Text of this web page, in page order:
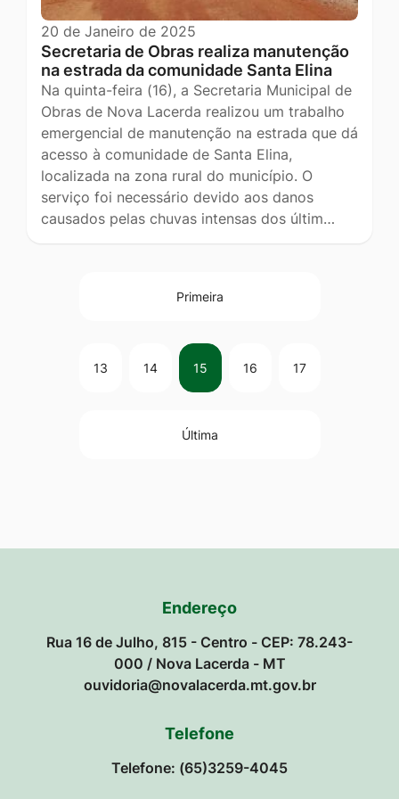
20 de Janeiro de 2025
Secretaria de Obras realiza manutenção
na estrada da comunidade Santa Elina
Na quinta-feira (16), a Secretaria Municipal de
Obras de Nova Lacerda realizou um trabalho
emergencial de manutenção na estrada que dá
acesso à comunidade de Santa Elina,
localizada na zona rural do município. O
serviço foi necessário devido aos danos
causados pelas chuvas intensas dos últim…
Primeira
13 14 15 16 17
Última
Endereço
Rua 16 de Julho, 815 - Centro - CEP: 78.243-
000 / Nova Lacerda - MT
ouvidoria@novalacerda.mt.gov.br
Telefone
Telefone: (65)3259-4045